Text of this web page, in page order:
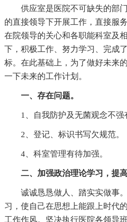
供应室是医院不可缺失的部门
的直接领导下开展工作，直接服
在院领导的关心和各职能科室及
下，积极工作、努力学习、完成
标。在此基础上，为了做好未来
一下未来的工作计划。
一、存在问题。
1、自我防护及无菌观念不强
2、登记、标识书写欠规范。
4、科室管理有待加强。
二、加强政治理论学习，提高
诚诚恳恳做人、踏实实做事。
习，使自己在思想上能跟上时代
工作作风。坚决执行医院各领导